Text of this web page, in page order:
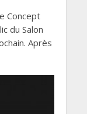
Concept
du Salon
Après